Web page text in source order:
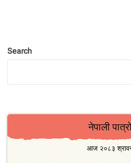
Search